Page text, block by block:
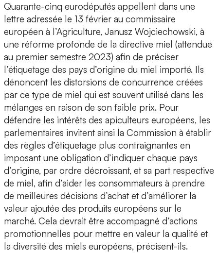
Quarante-cinq eurodéputés appellent dans une
lettre adressée le 13 février au commissaire
européen à l’Agriculture, Janusz Wojciechowski, à
une réforme profonde de la directive miel (attendue
au premier semestre 2023) afin de préciser
l’étiquetage des pays d’origine du miel importé. Ils
dénoncent les distorsions de concurrence créées
par ce type de miel qui est souvent utilisé dans les
mélanges en raison de son faible prix. Pour
défendre les intérêts des apiculteurs européens, les
parlementaires invitent ainsi la Commission à établir
des règles d’étiquetage plus contraignantes en
imposant une obligation d’indiquer chaque pays
d’origine, par ordre décroissant, et sa part respective
de miel, afin d’aider les consommateurs à prendre
de meilleures décisions d’achat et d’améliorer la
valeur ajoutée des produits européens sur le
marché. Cela devrait être accompagné d’actions
promotionnelles pour mettre en valeur la qualité et
la diversité des miels européens, précisent-ils.